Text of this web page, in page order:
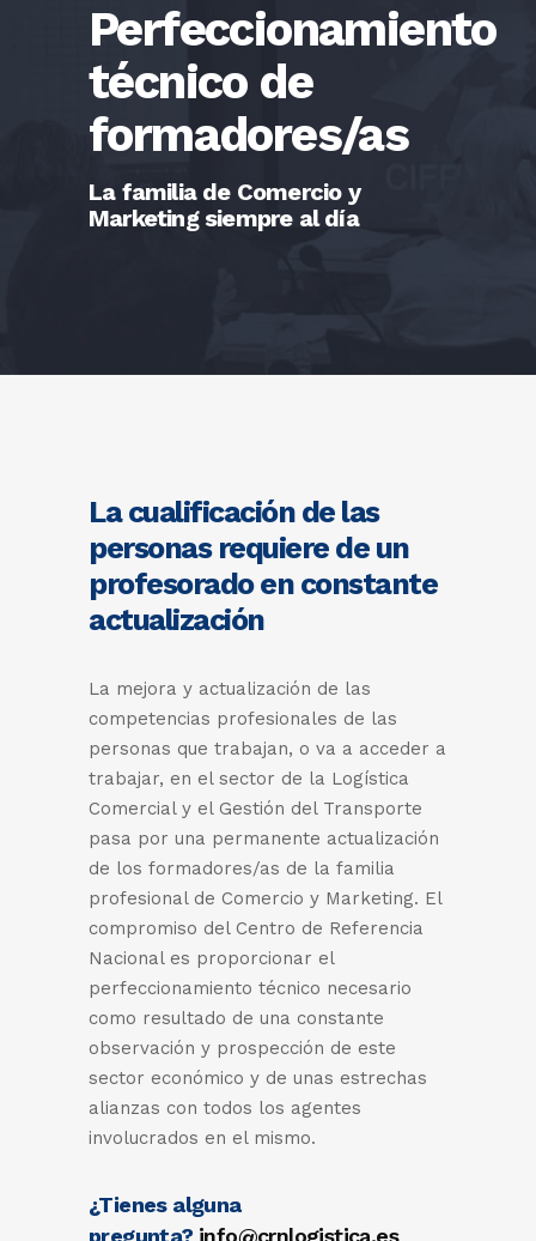
Perfeccionamiento
técnico de
formadores/as
La familia de Comercio y
Marketing siempre al día
La cualificación de las
personas requiere de un
profesorado en constante
actualización
La mejora y actualización de las
competencias profesionales de las
personas que trabajan, o va a acceder a
trabajar, en el sector de la Logística
Comercial y el Gestión del Transporte
pasa por una permanente actualización
de los formadores/as de la familia
profesional de Comercio y Marketing. El
compromiso del Centro de Referencia
Nacional es proporcionar el
perfeccionamiento técnico necesario
como resultado de una constante
observación y prospección de este
sector económico y de unas estrechas
alianzas con todos los agentes
involucrados en el mismo.
¿Tienes alguna
pregunta? info@crnlogistica.es